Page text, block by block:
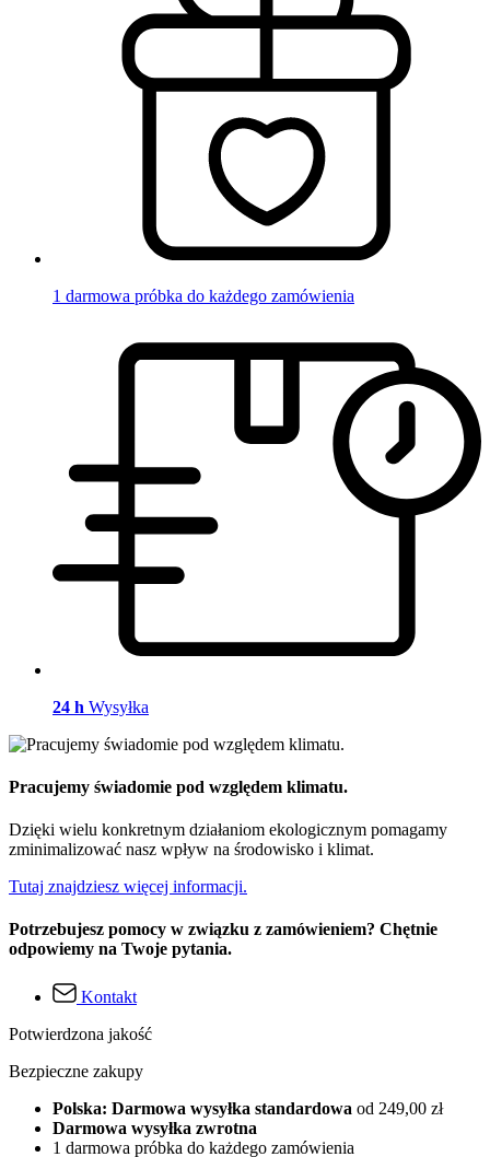
1 darmowa próbka do każdego zamówienia
24 h Wysyłka
Pracujemy świadomie pod względem klimatu.
Dzięki wielu konkretnym działaniom ekologicznym pomagamy
zminimalizować nasz wpływ na środowisko i klimat.
Tutaj znajdziesz więcej informacji.
Potrzebujesz pomocy w związku z zamówieniem? Chętnie
odpowiemy na Twoje pytania.
Kontakt
Potwierdzona jakość
Bezpieczne zakupy
Polska: Darmowa wysyłka standardowa od 249,00 zł
Darmowa wysyłka zwrotna
1 darmowa próbka do każdego zamówienia